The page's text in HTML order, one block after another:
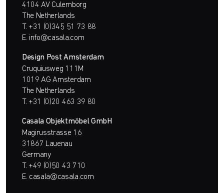
4104 AV Culemborg
The Netherlands
T. +31 (0)345 51 73 88
E. info@casala.com
Design Post Amsterdam
Cruquiusweg 111M
1019 AG Amsterdam
The Netherlands
T. +31 (0)20 463 39 80
Casala Objektmöbel GmbH
Magirusstrasse 16
31867 Lauenau
Germany
T. +49 (0)50 43 710
E. casala@casala.com